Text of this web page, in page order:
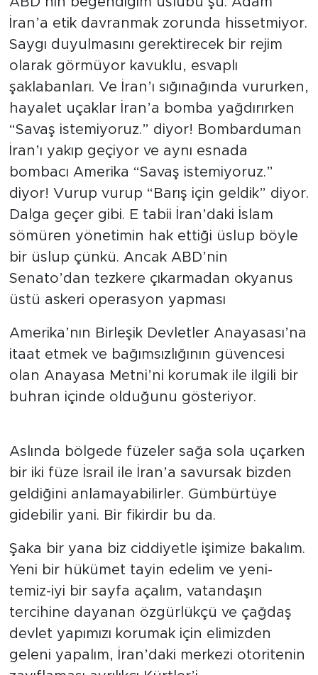
İran’a etik davranmak zorunda hissetmiyor.
Saygı duyulmasını gerektirecek bir rejim
olarak görmüyor kavuklu, esvaplı
şaklabanları. Ve İran’ı sığınağında vururken,
hayalet uçaklar İran’a bomba yağdırırken
“Savaş istemiyoruz.” diyor! Bombarduman
İran’ı yakıp geçiyor ve aynı esnada
bombacı Amerika “Savaş istemiyoruz.”
diyor! Vurup vurup “Barış için geldik” diyor.
Dalga geçer gibi. E tabii İran’daki İslam
sömüren yönetimin hak ettiği üslup böyle
bir üslup çünkü. Ancak ABD’nin
Senato’dan tezkere çıkarmadan okyanus
üstü askeri operasyon yapması
Amerika’nın Birleşik Devletler Anayasası’na
itaat etmek ve bağımsızlığının güvencesi
olan Anayasa Metni’ni korumak ile ilgili bir
buhran içinde olduğunu gösteriyor.
Aslında bölgede füzeler sağa sola uçarken
bir iki füze İsrail ile İran’a savursak bizden
geldiğini anlamayabilirler. Gümbürtüye
gidebilir yani. Bir fikirdir bu da.
Şaka bir yana biz ciddiyetle işimize bakalım.
Yeni bir hükümet tayin edelim ve yeni-
temiz-iyi bir sayfa açalım, vatandaşın
tercihine dayanan özgürlükçü ve çağdaş
devlet yapımızı korumak için elimizden
geleni yapalım, İran’daki merkezi otoritenin